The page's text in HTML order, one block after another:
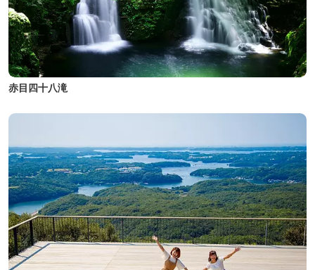
赤目四十八滝